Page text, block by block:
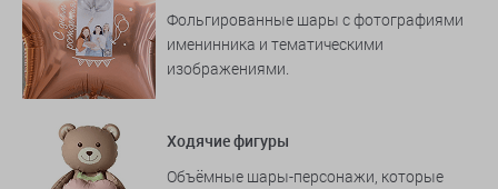
Фольгированные шары с фотографиями
именинника и тематическими
изображениями.
Ходячие фигуры
Объёмные шары-персонажи, которые